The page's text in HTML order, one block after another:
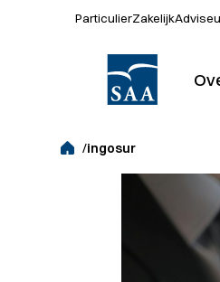
ParticulierZakelijk
/ingosur